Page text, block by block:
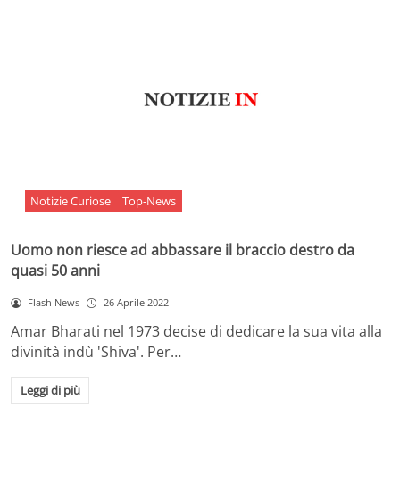
Notizie Curiose Top-News
Uomo non riesce ad abbassare il braccio destro da
quasi 50 anni
Flash News 26 Aprile 2022
Amar Bharati nel 1973 decise di dedicare la sua vita alla
divinità indù 'Shiva'. Per…
Leggi di più